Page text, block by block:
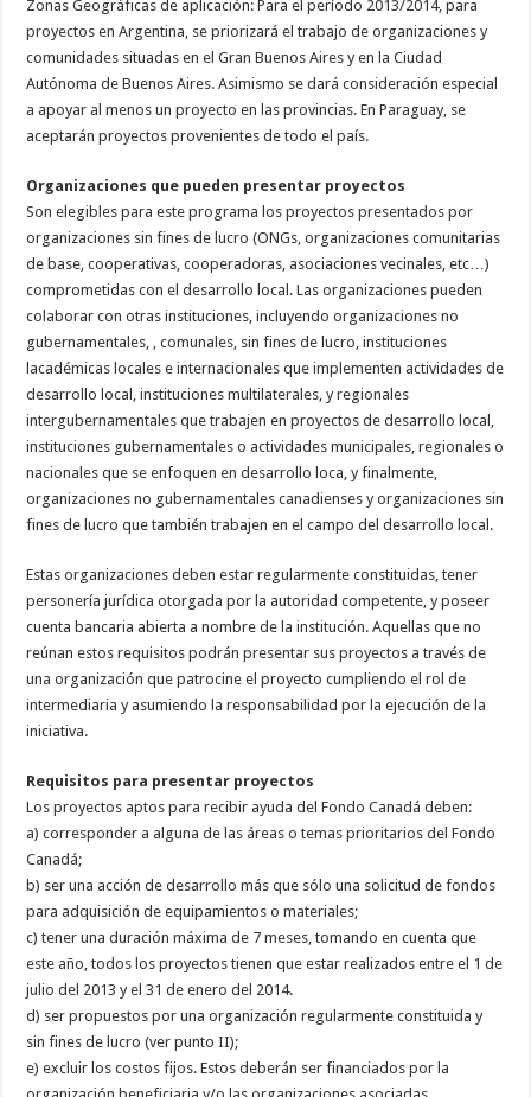
Zonas Geográficas de aplicación: Para el período 2013/2014, para
proyectos en Argentina, se priorizará el trabajo de organizaciones y
comunidades situadas en el Gran Buenos Aires y en la Ciudad
Autónoma de Buenos Aires. Asimismo se dará consideración especial
a apoyar al menos un proyecto en las provincias. En Paraguay, se
aceptarán proyectos provenientes de todo el país.
Organizaciones que pueden presentar proyectos
Son elegibles para este programa los proyectos presentados por
organizaciones sin fines de lucro (ONGs, organizaciones comunitarias
de base, cooperativas, cooperadoras, asociaciones vecinales, etc…)
comprometidas con el desarrollo local. Las organizaciones pueden
colaborar con otras instituciones, incluyendo organizaciones no
gubernamentales, , comunales, sin fines de lucro, instituciones
lacadémicas locales e internacionales que implementen actividades de
desarrollo local, instituciones multilaterales, y regionales
intergubernamentales que trabajen en proyectos de desarrollo local,
instituciones gubernamentales o actividades municipales, regionales o
nacionales que se enfoquen en desarrollo loca, y finalmente,
organizaciones no gubernamentales canadienses y organizaciones sin
fines de lucro que también trabajen en el campo del desarrollo local.
Estas organizaciones deben estar regularmente constituidas, tener
personería jurídica otorgada por la autoridad competente, y poseer
cuenta bancaria abierta a nombre de la institución. Aquellas que no
reúnan estos requisitos podrán presentar sus proyectos a través de
una organización que patrocine el proyecto cumpliendo el rol de
intermediaria y asumiendo la responsabilidad por la ejecución de la
iniciativa.
Requisitos para presentar proyectos
Los proyectos aptos para recibir ayuda del Fondo Canadá deben:
a) corresponder a alguna de las áreas o temas prioritarios del Fondo
Canadá;
b) ser una acción de desarrollo más que sólo una solicitud de fondos
para adquisición de equipamientos o materiales;
c) tener una duración máxima de 7 meses, tomando en cuenta que
este año, todos los proyectos tienen que estar realizados entre el 1 de
julio del 2013 y el 31 de enero del 2014.
d) ser propuestos por una organización regularmente constituida y
sin fines de lucro (ver punto II);
e) excluir los costos fijos. Estos deberán ser financiados por la